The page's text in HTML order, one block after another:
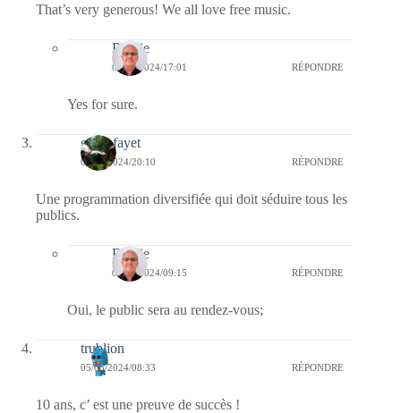
That’s very generous! We all love free music.
Bernie
07/05/2024/17:01 RÉPONDRE
Yes for sure.
giselefayet
05/05/2024/20:10 RÉPONDRE
Une programmation diversifiée qui doit séduire tous les
publics.
Bernie
06/05/2024/09:15 RÉPONDRE
Oui, le public sera au rendez-vous;
trublion
05/05/2024/08:33 RÉPONDRE
10 ans, c’ est une preuve de succès !